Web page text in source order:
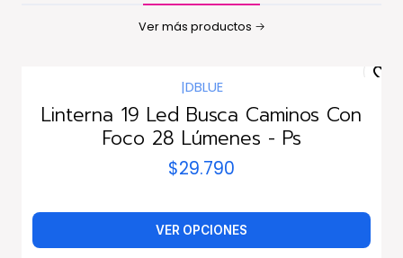
Ver más productos
|DBLUE
Linterna 19 Led Busca Caminos Con
Foco 28 Lúmenes - Ps
$29.790
VER OPCIONES